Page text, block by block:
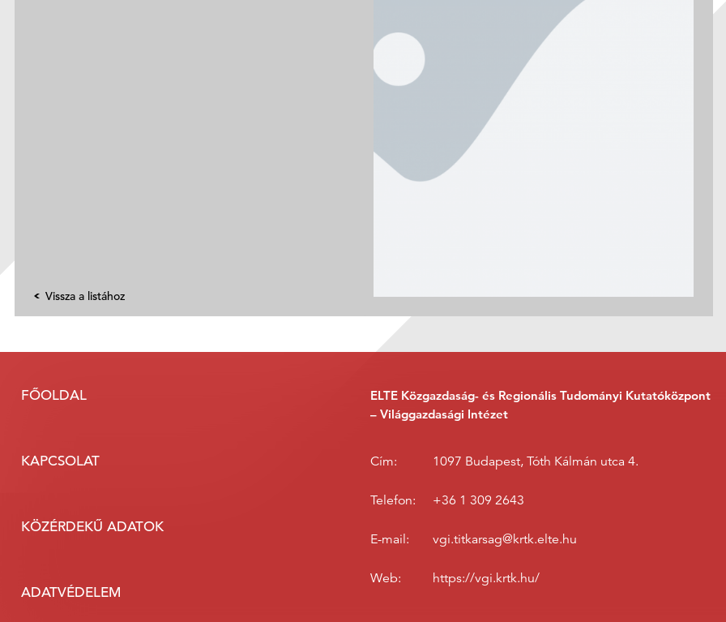
Vissza a listához
FŐOLDAL
KAPCSOLAT
KÖZÉRDEKŰ ADATOK
ADATVÉDELEM
ELTE Közgazdaság- és Regionális Tudományi Kutatóközpont
– Világgazdasági Intézet
Cím: 1097 Budapest, Tóth Kálmán utca 4.
Telefon: +36 1 309 2643
E-mail: vgi.titkarsag@krtk.elte.hu
Web: https://vgi.krtk.hu/